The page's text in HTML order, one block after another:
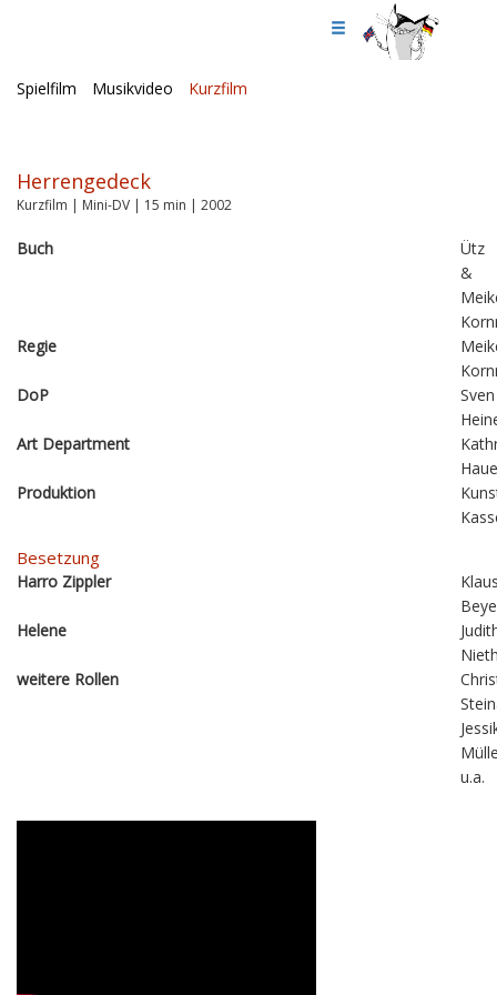
Spielfilm Musikvideo Kurzfilm
Herrengedeck
Kurzfilm | Mini-DV | 15 min | 2002
Buch
Ütz
&
Regie
DoP
Sven
Art Department
Produktion
Besetzung
Harro Zippler
Helene
weitere Rollen
u.a.